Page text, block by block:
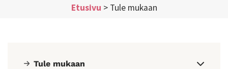
Etusivu > Tule mukaan
Tule mukaan